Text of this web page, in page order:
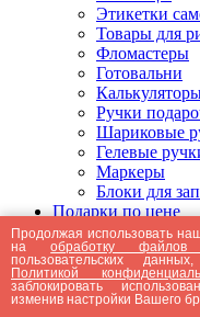
Этикетки
Товары для
Фломастеры
Готовальни
Ручки
Шариковые
Гелевые
Маркеры
Блоки для
Подарки по цене
Подарки от
Подарки до
Подарки до
Подарки до
Подарки до
Продолжая использовать
наобработку файлов
пользовательских
Политикой
заблокировать
изменив настройки Вашего